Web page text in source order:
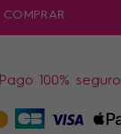
COMPRAR
Pago 100% seguro